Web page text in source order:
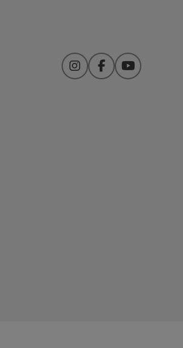
InstagramFacebookYouTube